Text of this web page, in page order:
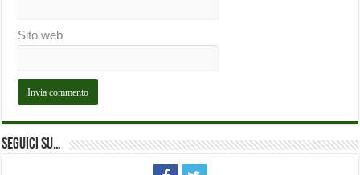
Sito web
Seguici su…